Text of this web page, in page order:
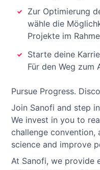
Zur Optimierung
wähle die
Projekte im
Starte deine
Für den Weg
Pursue Progress.
Join Sanofi and step
We invest in you to
challenge convention,
science and improve
At Sanofi, we provide